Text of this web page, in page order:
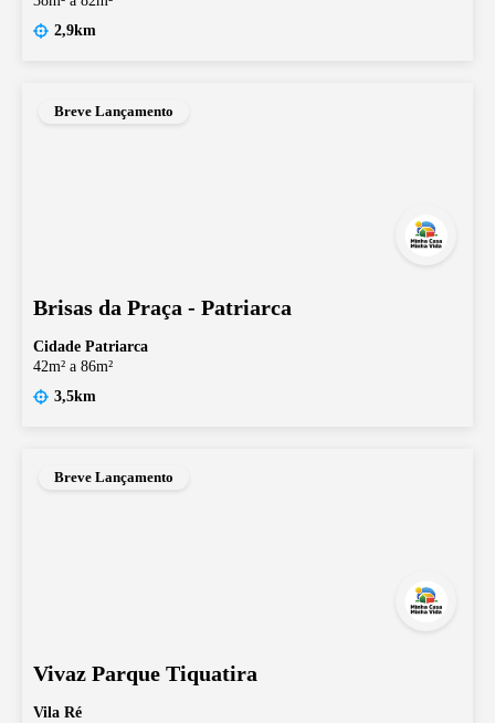
2,9km
Breve Lançamento
Brisas da Praça - Patriarca
Cidade Patriarca
42m² a 86m²
3,5km
Breve Lançamento
Vivaz Parque Tiquatira
Vila Ré